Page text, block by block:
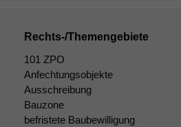
Rechts-/Themengebiete
101 ZPO
Anfechtungsobjekte
Ausschreibung
Bauzone
befristete Baubewilligung